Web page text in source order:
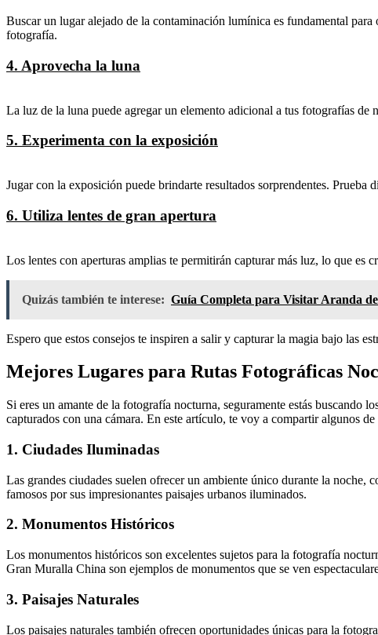
Buscar un lugar alejado de la contaminación lumínica es fundamental para
fotografía.
4. Aprovecha la luna
La luz de la luna puede agregar un elemento adicional a tus fotografías de
5. Experimenta con la exposición
Jugar con la exposición puede brindarte resultados sorprendentes.
6. Utiliza lentes de gran apertura
Los lentes con aperturas amplias te permitirán capturar más luz, lo que es
Quizás también te interese: Guía Completa para Visitar Aranda
Espero que estos consejos te inspiren a salir y capturar la magia bajo las
Mejores Lugares para Rutas Fotográficas
Si eres un amante de la fotografía nocturna, seguramente estás buscando
capturados con una cámara. En este artículo, te voy a compartir algunos
1. Ciudades Iluminadas
Las grandes ciudades suelen ofrecer un ambiente único durante la
famosos por sus impresionantes paisajes urbanos iluminados.
2. Monumentos Históricos
Los monumentos históricos son excelentes sujetos para la fotografía
Gran Muralla China son ejemplos de monumentos que se ven
3. Paisajes Naturales
Los paisajes naturales también ofrecen oportunidades únicas para la